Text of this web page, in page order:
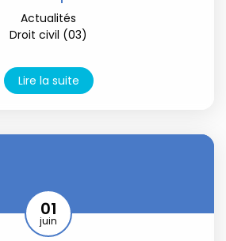
Actualités
Droit civil (03)
Lire la suite
01
juin